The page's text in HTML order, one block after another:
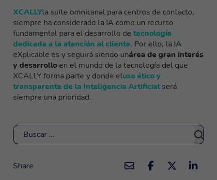
XCALLYla suite omnicanal para centros de contacto,
siempre ha considerado la IA como un recurso
fundamental para el desarrollo de tecnología
dedicada a la atención al cliente. Por ello, la IA
eXplicable es y seguirá siendo unárea de gran interés
y desarrollo en el mundo de la tecnología del que
XCALLY forma parte y donde eluso ético y
transparente de la Inteligencia Artificialserá
siempre una prioridad.
Buscar
Share